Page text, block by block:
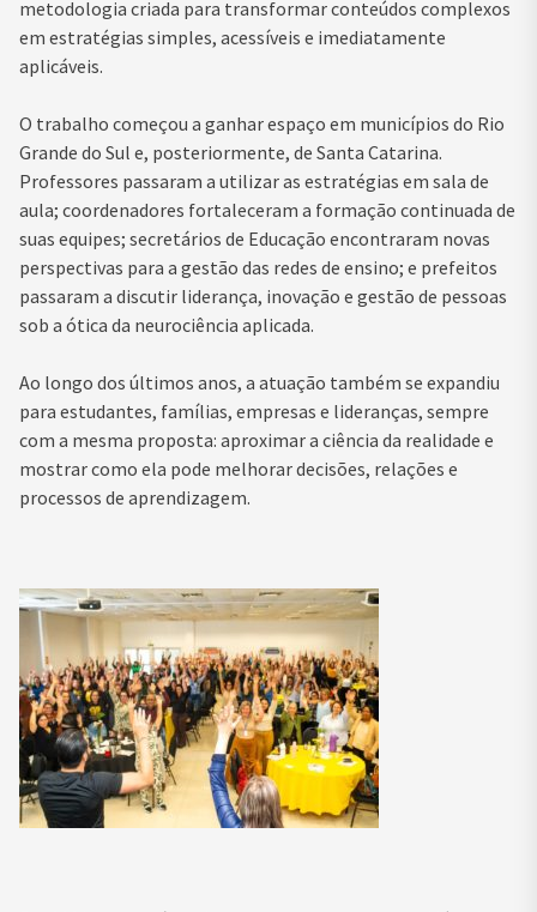
metodologia criada para transformar conteúdos complexos
em estratégias simples, acessíveis e imediatamente
aplicáveis.
O trabalho começou a ganhar espaço em municípios do Rio
Grande do Sul e, posteriormente, de Santa Catarina.
Professores passaram a utilizar as estratégias em sala de
aula; coordenadores fortaleceram a formação continuada de
suas equipes; secretários de Educação encontraram novas
perspectivas para a gestão das redes de ensino; e prefeitos
passaram a discutir liderança, inovação e gestão de pessoas
sob a ótica da neurociência aplicada.
Ao longo dos últimos anos, a atuação também se expandiu
para estudantes, famílias, empresas e lideranças, sempre
com a mesma proposta: aproximar a ciência da realidade e
mostrar como ela pode melhorar decisões, relações e
processos de aprendizagem.